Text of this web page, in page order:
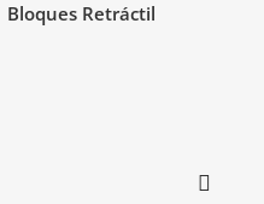
Bloques Retráctil